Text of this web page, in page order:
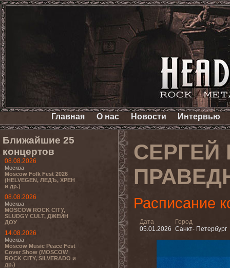
Главная О нас Новости Интервью
Ближайшие 25
концертов
08.08.2026
Москва
Moscow Folk Fest 2026
(HELVEGEN, ЛЕДЪ, ХРЕН
и др.)
08.08.2026
Москва
MOSCOW ROCK CITY,
SLUDGY CULT, ДЖЕЙН
ДОУ
14.08.2026
Москва
Moscow Music Peace Fest
Cover Show (MOSCOW
ROCK CITY, SILVERADO и
др.)
СЕРГЕЙ
Расписание
Дата
05.01.2026
Город
Санкт- Петербург